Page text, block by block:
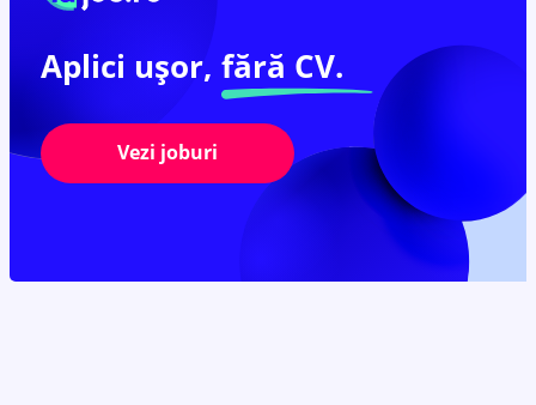
Aplici ușor, fără CV.
Vezi joburi